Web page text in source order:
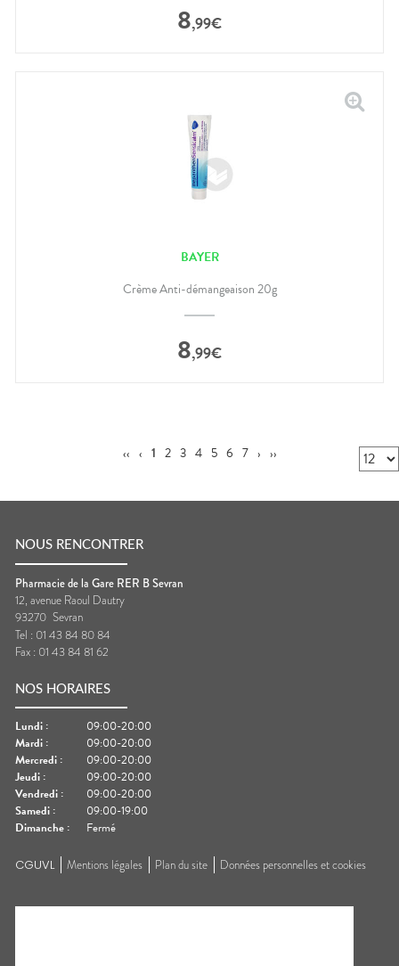
8,99€
BAYER
Crème Anti-démangeaison 20g
8,99€
‹‹ ‹ 1 2 3 4 5 6 7 › ››
NOUS RENCONTRER
Pharmacie de la Gare RER B Sevran
12, avenue Raoul Dautry
93270 Sevran
Tel : 01 43 84 80 84
Fax : 01 43 84 81 62
NOS HORAIRES
Lundi :
09:00-20:00
Mardi :
09:00-20:00
Mercredi :
09:00-20:00
Jeudi :
09:00-20:00
Vendredi :
09:00-20:00
Samedi :
09:00-19:00
Dimanche : Fermé
CGUVL Mentions légales Plan du site Données personnelles et cookies